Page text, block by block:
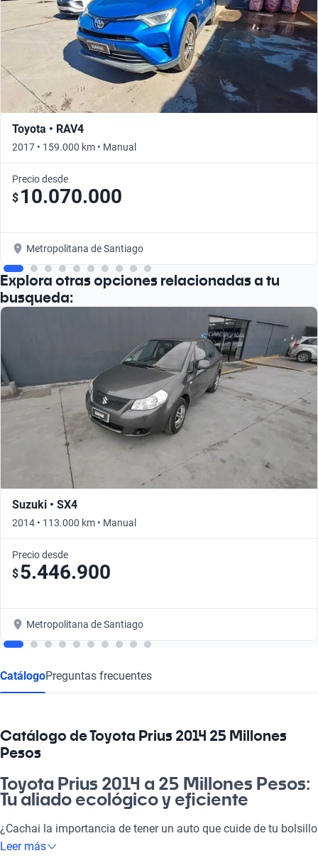
Toyota • RAV4
2017 • 159.000 km • Manual
Precio desde
$ 10.070.000
Metropolitana de Santiago
Explora otras opciones relacionadas a tu
busqueda:
Suzuki • SX4
2014 • 113.000 km • Manual
Precio desde
$5.446.900
Metropolitana de Santiago
CatálogoPreguntas frecuentes
Catálogo de Toyota Prius 2014 25 Millones
Pesos
Toyota Prius 2014 a 25 Millones Pesos:
Tu aliado ecológico y eficiente
¿Cachai la importancia de tener un auto que cuide de tu bolsillo
y del planeta? El Toyota Prius 2014 a 25 millones de pesos es
Leer más